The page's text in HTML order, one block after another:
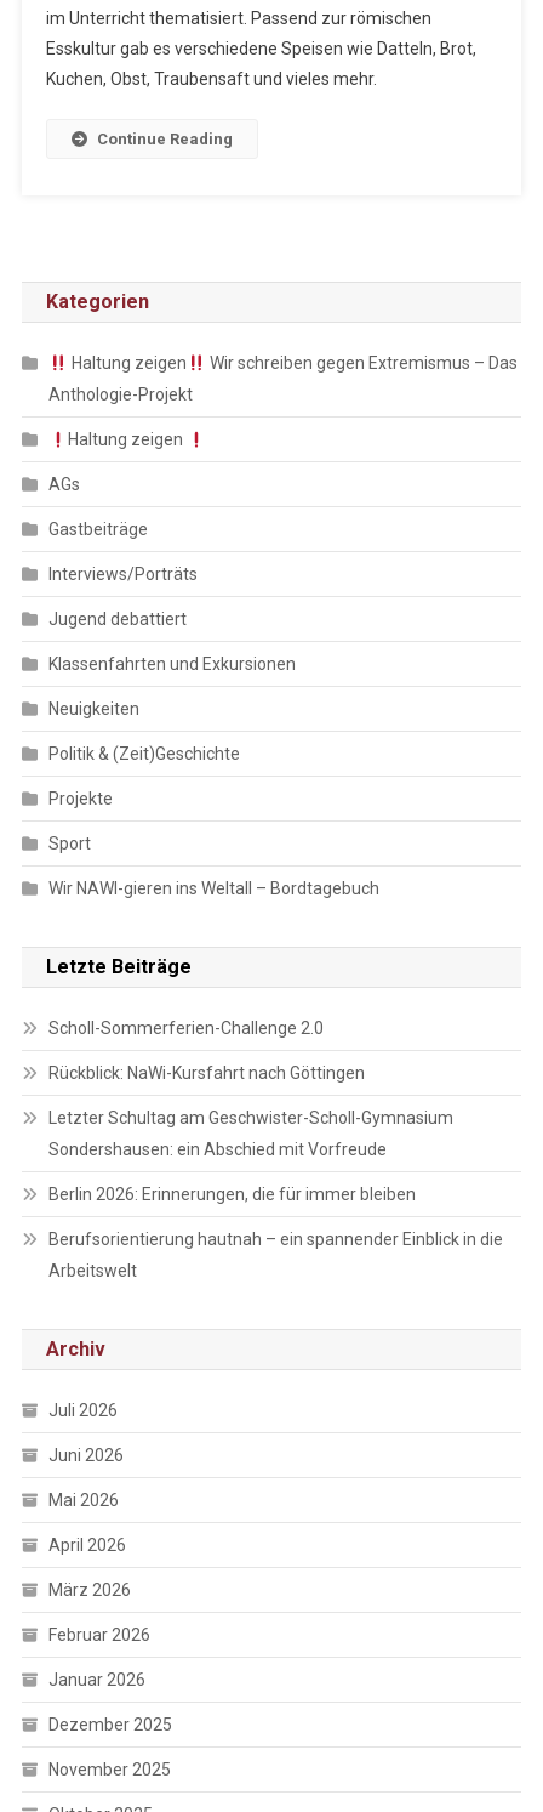
im Unterricht thematisiert. Passend zur römischen
Esskultur gab es verschiedene Speisen wie Datteln, Brot,
Kuchen, Obst, Traubensaft und vieles mehr.
Continue Reading
Kategorien
Haltung zeigen
Wir schreiben gegen Extremismus – Das
Anthologie-Projekt
Haltung zeigen
AGs
Gastbeiträge
Interviews/Porträts
Jugend debattiert
Klassenfahrten und Exkursionen
Neuigkeiten
Politik & (Zeit)Geschichte
Projekte
Sport
Wir NAWI-gieren ins Weltall – Bordtagebuch
Letzte Beiträge
Scholl-Sommerferien-Challenge 2.0
Rückblick: NaWi-Kursfahrt nach Göttingen
Letzter Schultag am Geschwister-Scholl-Gymnasium
Sondershausen: ein Abschied mit Vorfreude
Berlin 2026: Erinnerungen, die für immer bleiben
Berufsorientierung hautnah – ein spannender Einblick in die
Arbeitswelt
Archiv
Juli 2026
Juni 2026
Mai 2026
April 2026
März 2026
Februar 2026
Januar 2026
Dezember 2025
November 2025